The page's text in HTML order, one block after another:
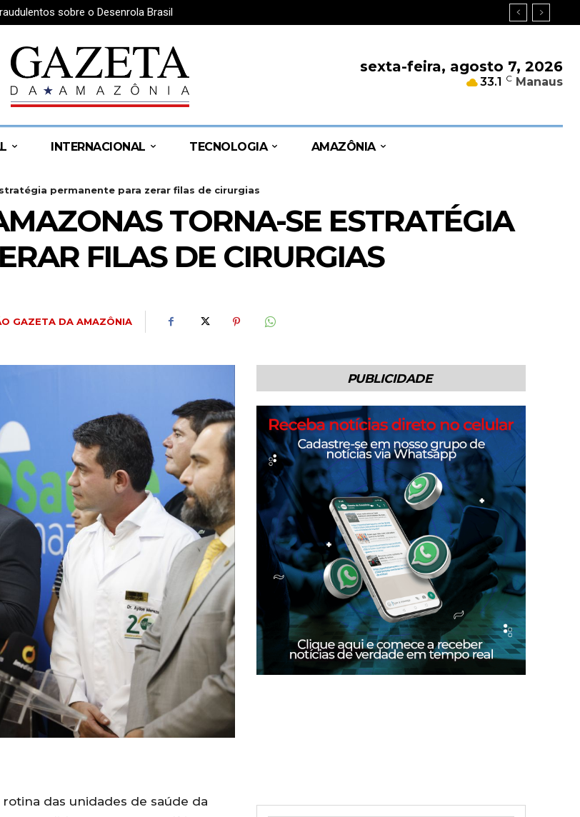
sobre o Desenrola Brasil
sexta-feira, agosto 7, 2026
33.1 C Manaus
INTERNACIONAL TECNOLOGIA AMAZÔNIA
permanente para zerar filas de cirurgias
TORNA-SE ESTRATÉGIA
FILAS DE CIRURGIAS
GAZETA DA AMAZÔNIA
PUBLICIDADE
das unidades de saúde da